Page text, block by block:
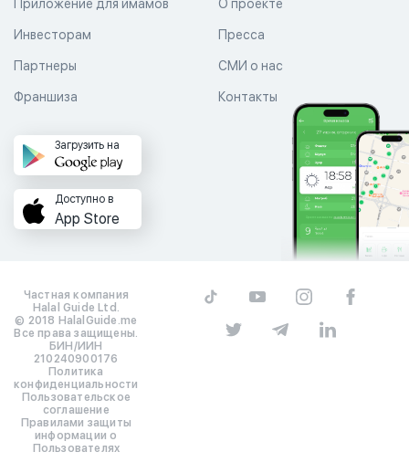
Приложение для имамов О проекте
Пресса
СМИ о нас
Контакты
Инвесторам
Партнеры
Франшиза
Загрузить на
Доступно в
App Store
Частная компания
Halal Guide Ltd.
© 2018 HalalGuide.me
Все права защищены.
БИН/ИИН
210240900176
Политика
конфиденциальности
Пользовательское
соглашение
Правилами защиты
информации о
Пользователях